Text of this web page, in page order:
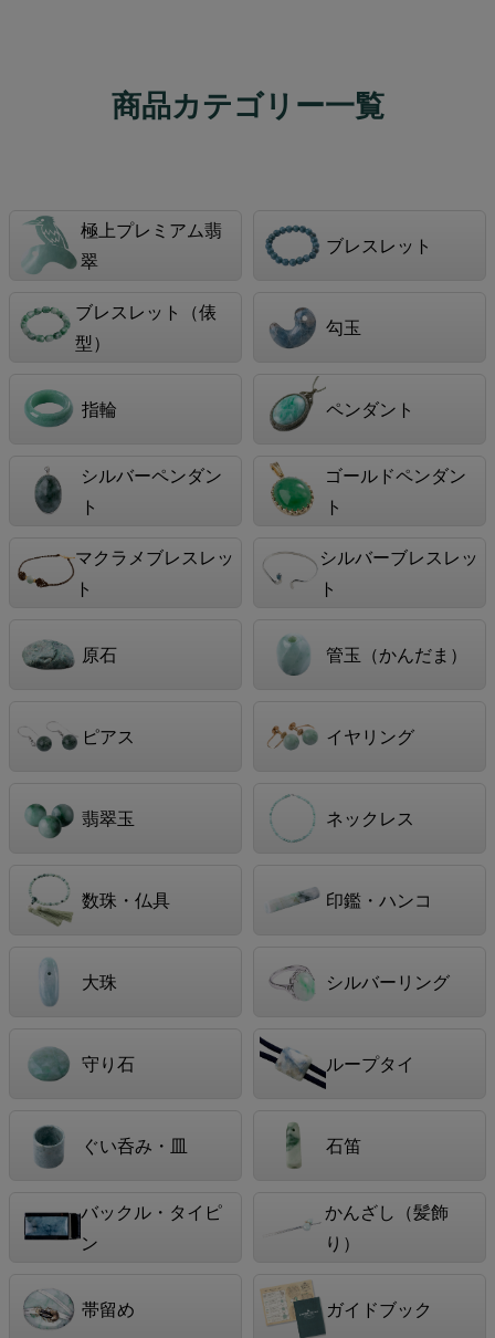
商品カテゴリー一覧
極上プレミアム翡
翠
ブレスレット
ブレスレット（俵
型）
勾玉
指輪 ペンダント
シルバーペンダン
ト
ゴールドペンダン
ト
マクラメブレスレッ
ト
シルバーブレスレッ
ト
原石 管玉（かんだま）
ピアス イヤリング
翡翠玉 ネックレス
数珠・仏具 印鑑・ハンコ
大珠 シルバーリング
守り石 ループタイ
ぐい呑み・皿 石笛
バックル・タイピ
ン
かんざし（髪飾
り）
帯留め ガイドブック